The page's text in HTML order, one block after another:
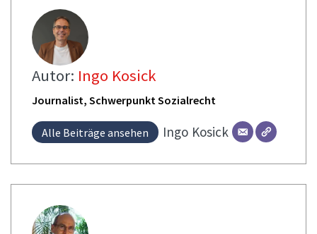
Autor: Ingo Kosick
Journalist, Schwerpunkt Sozialrecht
Alle Beiträge ansehen Ingo Kosick